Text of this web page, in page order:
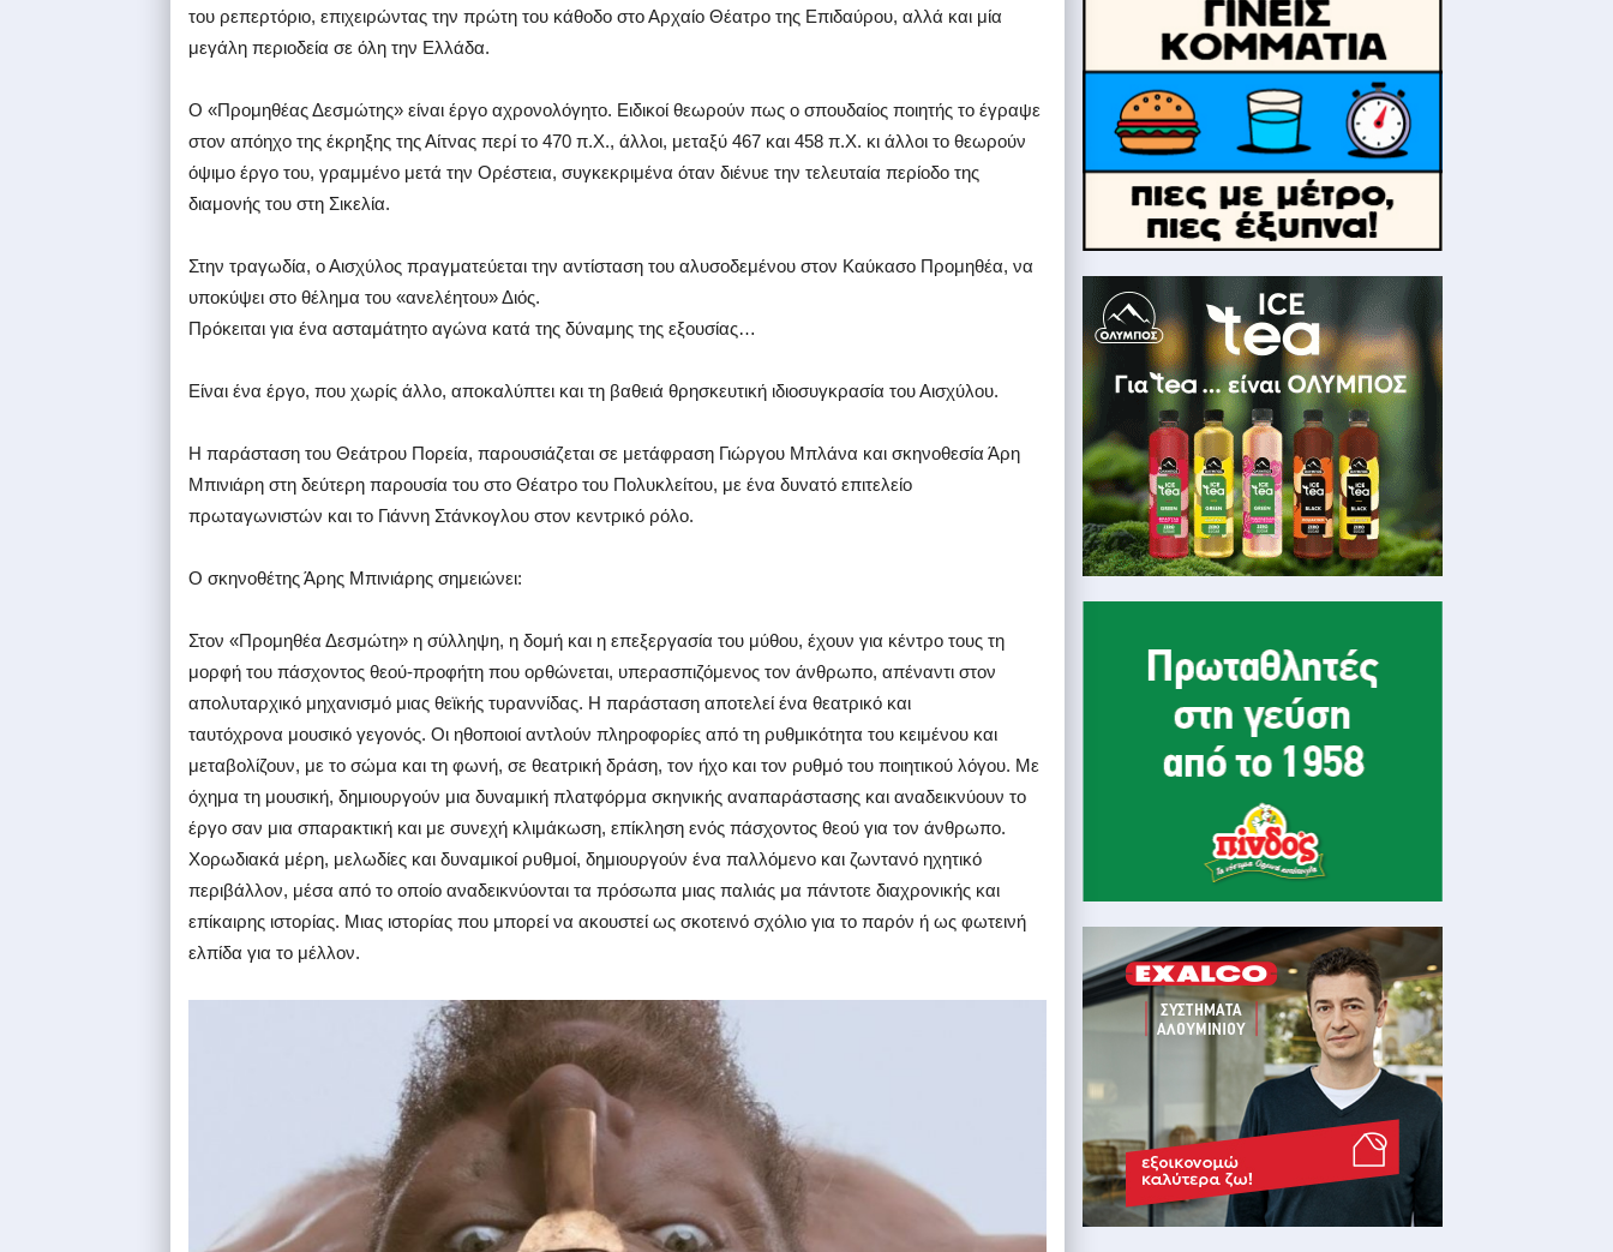
του ρεπερτόριο, επιχειρώντας την πρώτη του κάθοδο στο Αρχαίο Θέατρο της Επιδαύρου, αλλά και μία
μεγάλη περιοδεία σε όλη την Ελλάδα.
Ο «Προμηθέας Δεσμώτης» είναι έργο αχρονολόγητο. Ειδικοί θεωρούν πως ο σπουδαίος ποιητής το έγραψε
στον απόηχο της έκρηξης της Αίτνας περί το 470 π.Χ., άλλοι, μεταξύ 467 και 458 π.Χ. κι άλλοι το θεωρούν
όψιμο έργο του, γραμμένο μετά την Ορέστεια, συγκεκριμένα όταν διένυε την τελευταία περίοδο της
διαμονής του στη Σικελία.
Στην τραγωδία, ο Αισχύλος πραγματεύεται την αντίσταση του αλυσοδεμένου στον Καύκασο Προμηθέα, να
υποκύψει στο θέλημα του «ανελέητου» Διός.
Πρόκειται για ένα ασταμάτητο αγώνα κατά της δύναμης της εξουσίας…
Είναι ένα έργο, που χωρίς άλλο, αποκαλύπτει και τη βαθειά θρησκευτική ιδιοσυγκρασία του Αισχύλου.
Η παράσταση του Θεάτρου Πορεία, παρουσιάζεται σε μετάφραση Γιώργου Μπλάνα και σκηνοθεσία Άρη
Μπινιάρη στη δεύτερη παρουσία του στο Θέατρο του Πολυκλείτου, με ένα δυνατό επιτελείο
πρωταγωνιστών και το Γιάννη Στάνκογλου στον κεντρικό ρόλο.
Ο σκηνοθέτης Άρης Μπινιάρης σημειώνει:
Στον «Προμηθέα Δεσμώτη» η σύλληψη, η δομή και η επεξεργασία του μύθου, έχουν για κέντρο τους τη
μορφή του πάσχοντος θεού-προφήτη που ορθώνεται, υπερασπιζόμενος τον άνθρωπο, απέναντι στον
απολυταρχικό μηχανισμό μιας θεϊκής τυραννίδας. Η παράσταση αποτελεί ένα θεατρικό και
ταυτόχρονα μουσικό γεγονός. Οι ηθοποιοί αντλούν πληροφορίες από τη ρυθμικότητα του κειμένου και
μεταβολίζουν, με το σώμα και τη φωνή, σε θεατρική δράση, τον ήχο και τον ρυθμό του ποιητικού λόγου. Με
όχημα τη μουσική, δημιουργούν μια δυναμική πλατφόρμα σκηνικής αναπαράστασης και αναδεικνύουν το
έργο σαν μια σπαρακτική και με συνεχή κλιμάκωση, επίκληση ενός πάσχοντος θεού για τον άνθρωπο.
Χορωδιακά μέρη, μελωδίες και δυναμικοί ρυθμοί, δημιουργούν ένα παλλόμενο και ζωντανό ηχητικό
περιβάλλον, μέσα από το οποίο αναδεικνύονται τα πρόσωπα μιας παλιάς μα πάντοτε διαχρονικής και
επίκαιρης ιστορίας. Μιας ιστορίας που μπορεί να ακουστεί ως σκοτεινό σχόλιο για το παρόν ή ως φωτεινή
ελπίδα για το μέλλον.